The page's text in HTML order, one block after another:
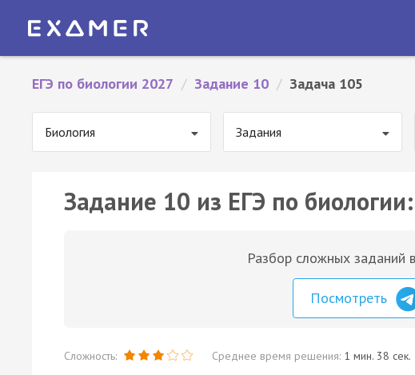
ЕГЭ по биологии 2027 / Задание 10 / Задача 105
Биология Задания
Задание 10 из ЕГЭ по
Разбор сложных заданий
Посмотреть
Сложность: Среднее время решения: 1 мин. 38 сек.